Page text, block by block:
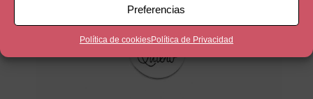
Preferencias
Política de cookiesPolítica de Privacidad